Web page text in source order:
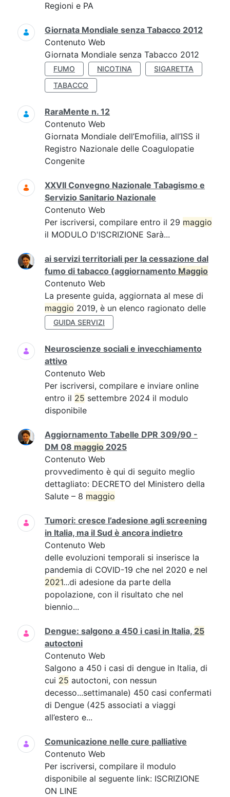
Regioni e PA
Giornata Mondiale senza Tabacco 2012
Contenuto Web
Giornata Mondiale senza Tabacco 2012
FUMO NICOTINA
SIGARETTA
TABACCO
RaraMente n. 12
Contenuto Web
Giornata Mondiale dell’Emofilia, all’ISS il
Registro Nazionale delle Coagulopatie
Congenite
XXVII Convegno Nazionale Tabagismo e
Servizio Sanitario Nazionale
Contenuto Web
Per iscriversi, compilare entro il 29 maggio
il MODULO D'ISCRIZIONE Sarà...
ai servizi territoriali per la cessazione dal
fumo di tabacco (aggiornamento Maggio
Contenuto Web
La presente guida, aggiornata al mese di
maggio 2019, è un elenco ragionato delle
GUIDA SERVIZI
Neuroscienze sociali e invecchiamento
attivo
Contenuto Web
Per iscriversi, compilare e inviare online
entro il 25 settembre 2024 il modulo
disponibile
Aggiornamento Tabelle DPR 309/90 -
DM 08 maggio 2025
Contenuto Web
provvedimento è qui di seguito meglio
dettagliato: DECRETO del Ministero della
Salute – 8 maggio
Tumori: cresce l’adesione agli screening
in Italia, ma il Sud è ancora indietro
Contenuto Web
delle evoluzioni temporali si inserisce la
pandemia di COVID-19 che nel 2020 e nel
2021...di adesione da parte della
popolazione, con il risultato che nel
biennio...
Dengue: salgono a 450 i casi in Italia, 25
autoctoni
Contenuto Web
Salgono a 450 i casi di dengue in Italia, di
cui 25 autoctoni, con nessun
decesso...settimanale) 450 casi confermati
di Dengue (425 associati a viaggi
all’estero e...
Comunicazione nelle cure palliative
Contenuto Web
Per iscriversi, compilare il modulo
disponibile al seguente link: ISCRIZIONE
ON LINE